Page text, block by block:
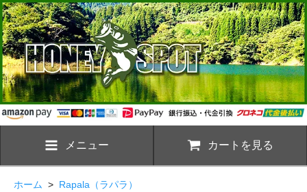
メニュー カートを見る
ホーム > Rapala（ラパラ）